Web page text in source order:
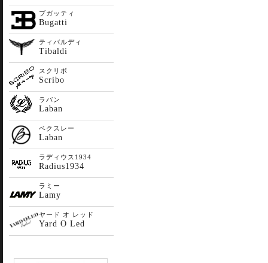
ブガッティ
Bugatti
ティバルディ
Tibaldi
スクリボ
Scribo
ラバン
Laban
ベクスレー
Laban
ラディウス1934
Radius1934
ラミー
Lamy
ヤード オ レッド
Yard O Led